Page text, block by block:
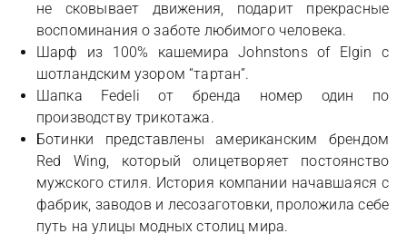
не сковывает движения, подарит прекрасные
воспоминания о заботе любимого человека.
Шарф из 100% кашемира Johnstons of Elgin с
шотландским узором “тартан”.
Шапка Fedeli от бренда номер один по
производству трикотажа.
Ботинки представлены американским брендом
Red Wing, который олицетворяет постоянство
мужского стиля. История компании начавшаяся с
фабрик, заводов и лесозаготовки, проложила себе
путь на улицы модных столиц мира.